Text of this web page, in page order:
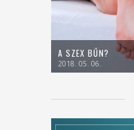
A SZEX BŰN?
2018. 05. 06.